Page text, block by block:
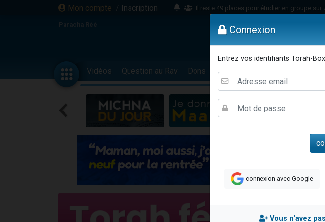
Mon compte / Inscription
Il reste 49 places pour étudier en groupe sur
16 personnes viennent de faire un don pour
2 personnes viennent de faire un don pour 1
17 personnes viennent de demander une
4 personnes viennent de nous rejoindre sur
Il reste 49 places pour étudier en groupe sur
4 personnes viennent de nous rejoindre sur
3 personnes viennent de nous rejoindre sur
Odaya vient de donner son Maasser
3 personnes viennent de faire un don pour 5
2 personnes viennent de nous rejoindre sur
Paracha Réé
Vidéos Question au Rav Dons Femmes Enfants Etude
Connexion
Entrez vos identifiants Torah-
connexion avec Google
Vous n'avez